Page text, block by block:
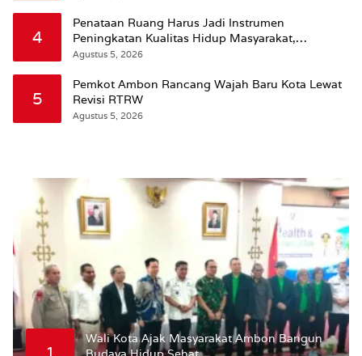
4
Penataan Ruang Harus Jadi Instrumen
Peningkatan Kualitas Hidup Masyarakat,
Wattimena: Revisi RT-RW Ditetapkan Pemkot
Agustus 5, 2026
5
Pemkot Ambon Rancang Wajah Baru Kota Lewat
Revisi RTRW
Agustus 5, 2026
Wali Kota Ajak Masyarakat Ambon Bangun